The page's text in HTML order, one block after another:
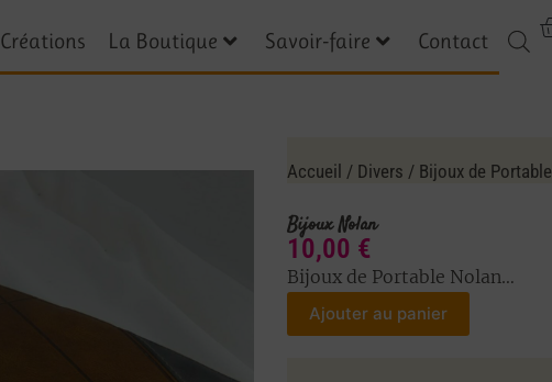
Créations La Boutique Savoir-faire Contact
Accueil / Divers / Bijoux de Portable
Bijoux Nolan
10,00 €
Bijoux de Portable Nolan…
Ajouter au panier